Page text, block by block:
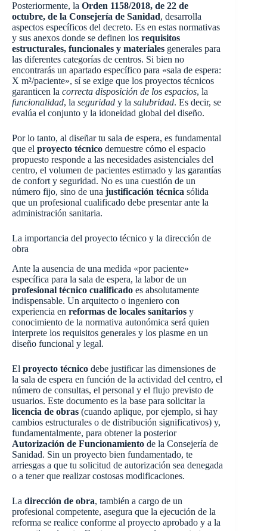
Posteriormente, la Orden 1158/2018, de 22 de
octubre, de la Consejería de Sanidad, desarrolla
aspectos específicos del decreto. Es en estas normativas
y sus anexos donde se definen los requisitos
estructurales, funcionales y materiales generales para
las diferentes categorías de centros. Si bien no
encontrarás un apartado específico para «sala de espera:
X m²/paciente», sí se exige que los proyectos técnicos
garanticen la correcta disposición de los espacios, la
funcionalidad, la seguridad y la salubridad. Es decir, se
evalúa el conjunto y la idoneidad global del diseño.
Por lo tanto, al diseñar tu sala de espera, es fundamental
que el proyecto técnico demuestre cómo el espacio
propuesto responde a las necesidades asistenciales del
centro, el volumen de pacientes estimado y las garantías
de confort y seguridad. No es una cuestión de un
número fijo, sino de una justificación técnica sólida
que un profesional cualificado debe presentar ante la
administración sanitaria.
La importancia del proyecto técnico y la dirección de
obra
Ante la ausencia de una medida «por paciente»
específica para la sala de espera, la labor de un
profesional técnico cualificado es absolutamente
indispensable. Un arquitecto o ingeniero con
experiencia en reformas de locales sanitarios y
conocimiento de la normativa autonómica será quien
interprete los requisitos generales y los plasme en un
diseño funcional y legal.
El proyecto técnico debe justificar las dimensiones de
la sala de espera en función de la actividad del centro, el
número de consultas, el personal y el flujo previsto de
usuarios. Este documento es la base para solicitar la
licencia de obras (cuando aplique, por ejemplo, si hay
cambios estructurales o de distribución significativos) y,
fundamentalmente, para obtener la posterior
Autorización de Funcionamiento de la Consejería de
Sanidad. Sin un proyecto bien fundamentado, te
arriesgas a que tu solicitud de autorización sea denegada
o a tener que realizar costosas modificaciones.
La dirección de obra, también a cargo de un
profesional competente, asegura que la ejecución de la
reforma se realice conforme al proyecto aprobado y a la